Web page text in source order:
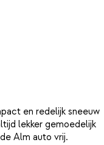
en redelijk sneeuw
lekker gemoedelijk